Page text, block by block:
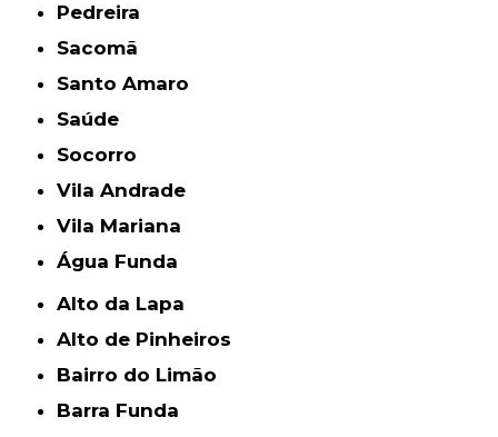
Pedreira
Sacomã
Santo Amaro
Saúde
Socorro
Vila Andrade
Vila Mariana
Água Funda
Alto da Lapa
Alto de Pinheiros
Bairro do Limão
Barra Funda